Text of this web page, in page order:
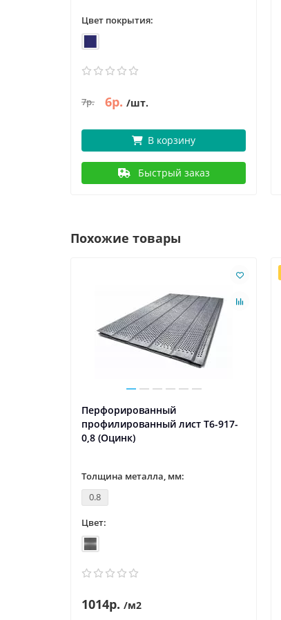
Цвет покрытия:
7р. 6р. /шт.
В корзину
Быстрый заказ
Похожие товары
Перфорированный
профилированный лист Т6-917-
0,8 (Оцинк)
Толщина металла, мм:
0.8
Цвет:
1014р. /м2